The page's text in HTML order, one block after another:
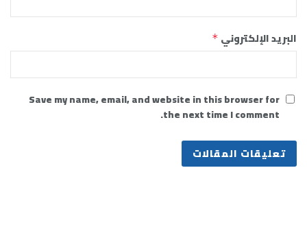
البريد الإلكتروني *
Save my name, email, and website in this browser for
the next time I comment.